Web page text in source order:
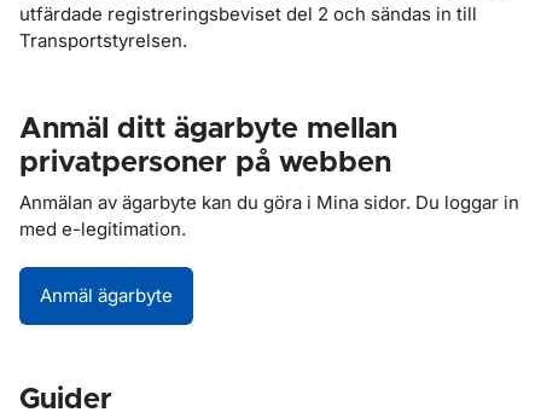
utfärdade registreringsbeviset del 2 och sändas in till
Transportstyrelsen.
Anmäl ditt ägarbyte mellan
privatpersoner på webben
Anmälan av ägarbyte kan du göra i Mina sidor. Du loggar in
med e-legitimation.
Anmäl ägarbyte
Guider